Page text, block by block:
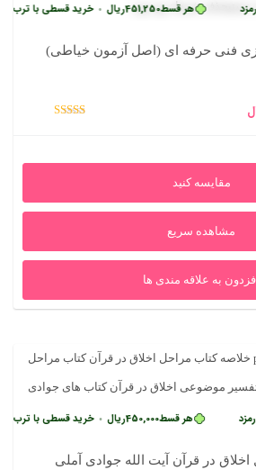
هر قسط451,250ریال • خرید قسطی با ترب‌پی بدون
فنی حرفه ای (اصل آزمون خیاطی)
1,805,000ریال
مقایسه کنید
مشاهده سریع
افزدون به علاقه مندی ها
هر قسط450,000ریال • خرید قسطی با ترب‌پی بدون
در قرآن آیت الله جوادی آملی